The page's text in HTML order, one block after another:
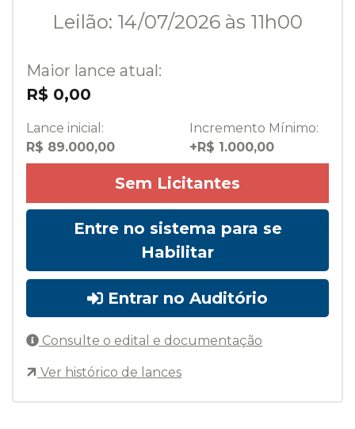
Leilão: 14/07/2026 às 11h00
Maior lance atual:
R$ 0,00
Lance inicial:
R$ 89.000,00
Incremento Mínimo:
+R$ 1.000,00
Sem Licitantes
Entre no sistema para se
Habilitar
Entrar no Auditório
Consulte o edital e documentação
Ver histórico de lances